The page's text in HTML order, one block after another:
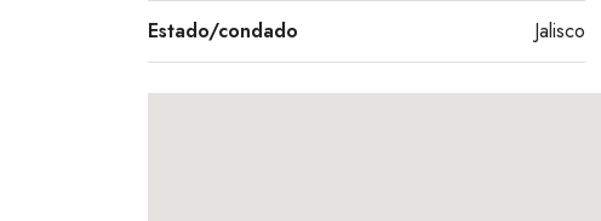
Estado/condado Jalisco